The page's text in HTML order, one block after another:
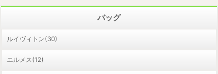
バッグ
ルイヴィトン(30)
エルメス(12)